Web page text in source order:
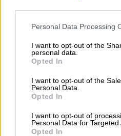
Please note that this website/
not limited to your visit or usage
grant or deny consent to
use your data for below
consent section.
Personal Data Processing
I want to opt-out of the
personal data.
Opted In
I want to opt-out of the
Personal Data.
Opted In
I want to opt-out of
Personal Data for Targeted
Opted In
Μπάνσκο
φωνές και νεαρούς
έξω από μηχανήματα
Τα καταστήματα
πιο πολυσύχναστους
Νάιντεν Γκέροφ ,
τα επισκέπτονται για